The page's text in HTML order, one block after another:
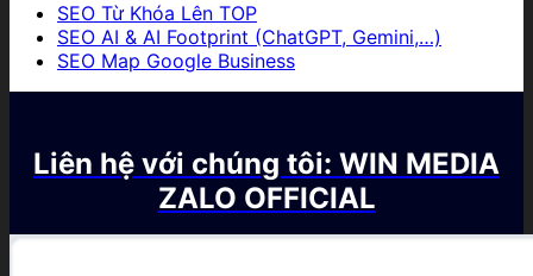
SEO Từ Khóa Lên TOP
SEO AI & AI Footprint (ChatGPT, Gemini,…)
SEO Map Google Business
Liên hệ với chúng tôi: WIN MEDIA
ZALO OFFICIAL